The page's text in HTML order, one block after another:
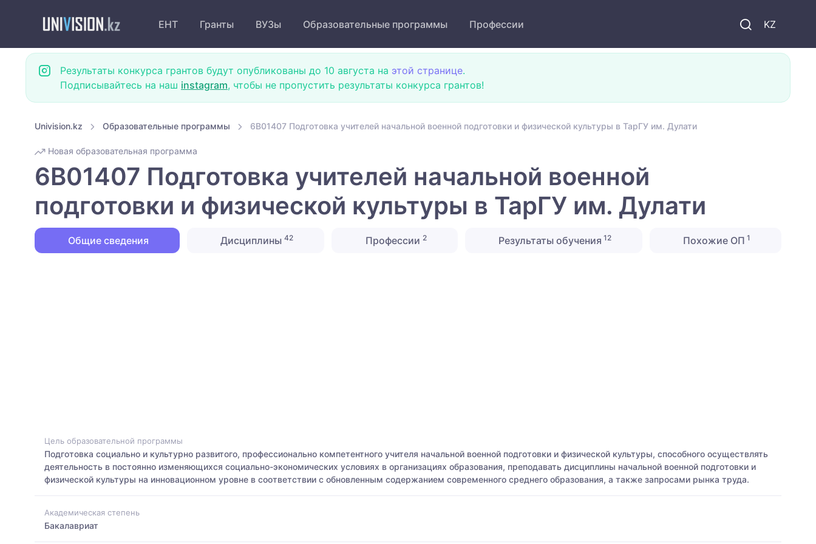
KZ
ЕНТ Гранты ВУЗы Образовательные программы Профессии
Результаты конкурса грантов будут опубликованы до 10 августа на этой странице.
Подписывайтесь на наш instagram, чтобы не пропустить результаты конкурса грантов!
Univision.kz Образовательные программы 6B01407 Подготовка учителей начальной военной подготовки и физической культуры в ТарГУ им. Дулати
Новая образовательная программа
6B01407 Подготовка учителей начальной военной
подготовки и физической культуры в ТарГУ им. Дулати
Общие сведения Дисциплины42 Профессии 2 Результаты обучения 12 Похожие ОП 1
Цель образовательной программы
Подготовка социально и культурно развитого, профессионально компетентного учителя начальной военной подготовки и физической культуры, способного осуществлять
деятельность в постоянно изменяющихся социально-экономических условиях в организациях образования, преподавать дисциплины начальной военной подготовки и
физической культуры на инновационном уровне в соответствии с обновленным содержанием современного среднего образования, а также запросами рынка труда.
Академическая степень
Бакалавриат